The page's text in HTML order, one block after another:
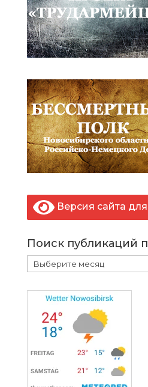
Версия сайта
Поиск публикаций
Поиск
публикаций
периодам